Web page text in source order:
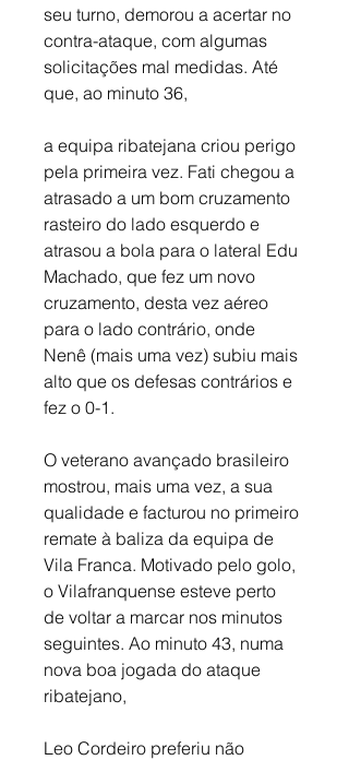
seu turno, demorou a acertar no
contra-ataque, com algumas
solicitações mal medidas. Até
que, ao minuto 36,
a equipa ribatejana criou perigo
pela primeira vez. Fati chegou a
atrasado a um bom cruzamento
rasteiro do lado esquerdo e
atrasou a bola para o lateral Edu
Machado, que fez um novo
cruzamento, desta vez aéreo
para o lado contrário, onde
Nenê (mais uma vez) subiu mais
alto que os defesas contrários e
fez o 0-1.
O veterano avançado brasileiro
mostrou, mais uma vez, a sua
qualidade e facturou no primeiro
remate à baliza da equipa de
Vila Franca. Motivado pelo golo,
o Vilafranquense esteve perto
de voltar a marcar nos minutos
seguintes. Ao minuto 43, numa
nova boa jogada do ataque
ribatejano,
Leo Cordeiro preferiu não